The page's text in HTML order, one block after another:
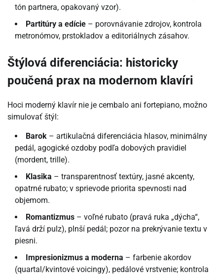
tón partnera, opakovaný vzor).
Partitúry a edície – porovnávanie zdrojov, kontrola
metronómov, prstokladov a editoriálnych zásahov.
Štýlová diferenciácia: historicky
poučená prax na modernom klavíri
Hoci moderný klavír nie je cembalo ani fortepiano, možno
simulovať štýl:
Barok – artikulačná diferenciácia hlasov, minimálny
pedál, agogické ozdoby podľa dobových pravidiel
(mordent, trille).
Klasika – transparentnosť textúry, jasné akcenty,
opatrné rubato; v sprievode priorita spevnosti nad
objemom.
Romantizmus – voľné rubato (pravá ruka „dýcha“,
ľavá drží pulz), plnší pedál; pozor na prekrývanie textu v
piesni.
Impresionizmus a moderna – farbenie akordov
(quartal/kvintové voicingy), pedálové vrstvenie; kontrola